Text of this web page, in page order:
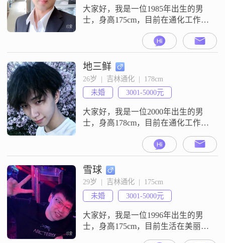
作中积累了丰富的经验，能够胜任
各种
大家好，我是一位1985年出生的男
士，身高175cm，目前在通化工作
##3002##我的月收入在5001到8000
元之间，拥有大学本科学历
##3002##我性格幽默风趣，喜欢在
生活中找寻乐趣，也常常能给身边
的人带来欢笑##3002##同时，我也
成熟稳重，对待事情认真负责，能
够在关键时刻给予支持和帮助
##3002##我有
地三鲜
26岁  |  吉林通化  |  178cm
未婚
3001-5000元
大家好，我是一位2000年出生的男
士，身高178cm，目前在通化工作，
月收入在3001到5000元之间
##3002##我拥有大学本科学历，性
格上我是一个责任感很强的人，无
论是对工作还是对家庭，我都会尽
自己最大的努力去承担和负责
##3002##我对待生活态度乐观积
极，总是相信事情会向好的方向发
展##3002##在人际交往
雪球
29岁  |  吉林通化  |  175cm
未婚
3001-5000元
大家好，我是一位1996年出生的男
士，身高175cm，目前生活在美丽的
通化##3002##我拥有大学本科学